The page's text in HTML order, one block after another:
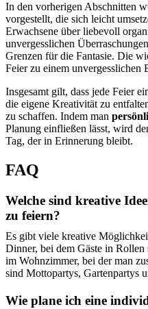
In den vorherigen Abschnitten
vorgestellt, die sich leicht
Erwachsene über liebevoll
unvergesslichen
Grenzen für die Fantasie. Die
Feier zu einem unvergesslichen
Insgesamt gilt, dass jede Feier
die eigene Kreativität zu
zu schaffen. Indem man
Planung einfließen lässt, wird
Tag, der in Erinnerung bleibt.
FAQ
Welche sind kreative
zu feiern?
Es gibt viele kreative
Dinner, bei dem Gäste in
im Wohnzimmer, bei der man
sind Mottopartys, Gartenpartys
Wie plane ich eine